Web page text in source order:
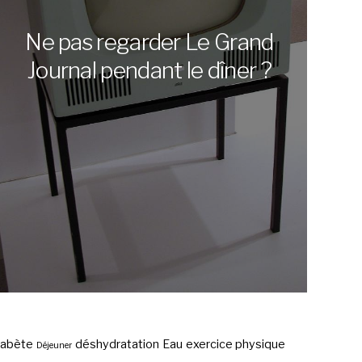
Ne pas regarder Le Grand
Journal pendant le dîner ?
Déjeuner déshydratation Eau exercice physique